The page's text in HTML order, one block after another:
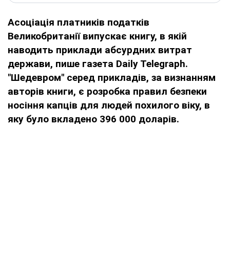
Асоціація платників податків
Великобританії випускає книгу, в якій
наводить приклади абсурдних витрат
держави, пише газета Daily Telegraph.
"Шедевром" серед прикладів, за визнанням
авторів книги, є розробка правил безпеки
носіння капців для людей похилого віку, в
яку було вкладено 396 000 доларів.